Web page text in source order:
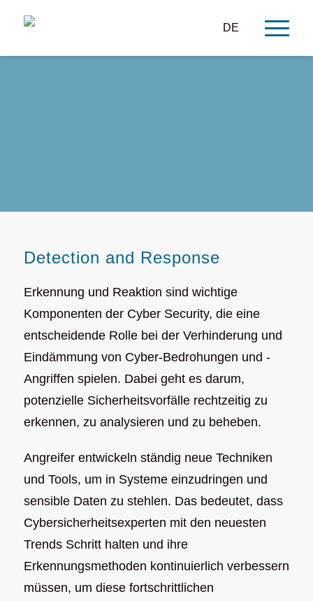
DE
Detection and Response
Erkennung und Reaktion sind wichtige
Komponenten der Cyber Security, die eine
entscheidende Rolle bei der Verhinderung und
Eindämmung von Cyber-Bedrohungen und -
Angriffen spielen. Dabei geht es darum,
potenzielle Sicherheitsvorfälle rechtzeitig zu
erkennen, zu analysieren und zu beheben.
Angreifer entwickeln ständig neue Techniken
und Tools, um in Systeme einzudringen und
sensible Daten zu stehlen. Das bedeutet, dass
Cybersicherheitsexperten mit den neuesten
Trends Schritt halten und ihre
Erkennungsmethoden kontinuierlich verbessern
müssen, um diese fortschrittlichen